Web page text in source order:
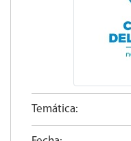
Temática: